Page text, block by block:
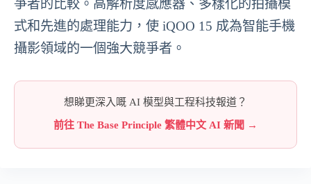
爭者的比較。高解析度感應器、多樣化的拍攝模
式和先進的處理能力，使 iQOO 15 成為智能手機
攝影領域的一個強大競爭者。
想睇更深入嘅 AI 模型與工程科技報道？
前往 The Base Principle 繁體中文 AI 新聞 →